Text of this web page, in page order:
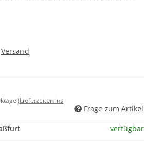
Versand
(Lieferzeiten ins
Frage zum Artikel
verfügbar